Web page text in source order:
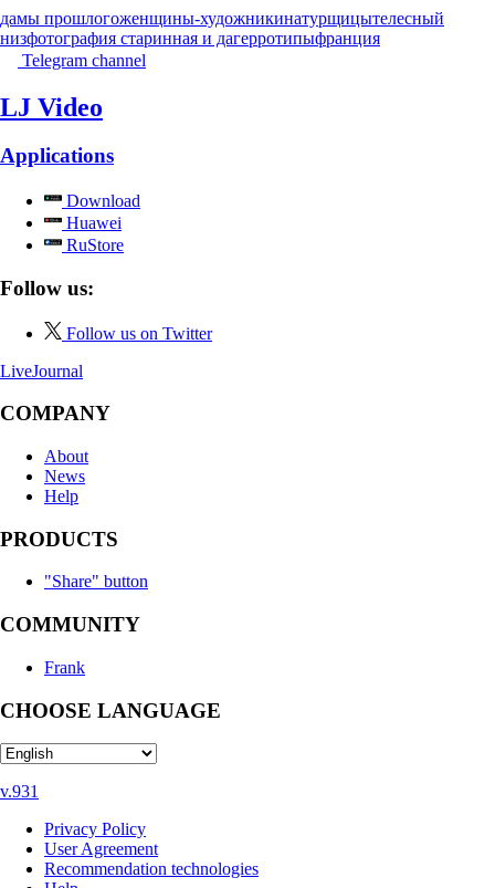
дамы прошлогоженщины-художникинатурщицытелесный
низфотография старинная и дагерротипыфранция
Telegram channel
LJ Video
Applications
Download
Huawei
RuStore
Follow us:
Follow us on Twitter
LiveJournal
COMPANY
About
News
Help
PRODUCTS
"Share" button
COMMUNITY
Frank
CHOOSE LANGUAGE
v.931
Privacy Policy
User Agreement
Recommendation technologies